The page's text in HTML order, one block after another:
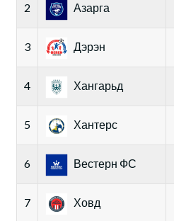
2 Азарга
3 Дэрэн
4 Хангарьд
5 Хантерс
6 Вестерн ФС
7 Ховд